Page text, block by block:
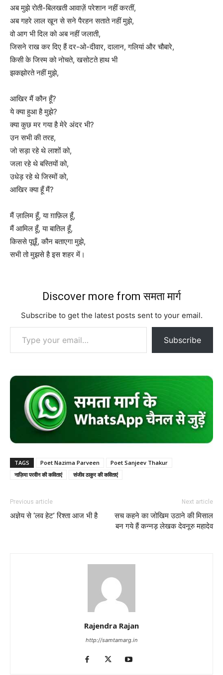
अब मुझे रोती-बिलखती आवाज़ें परेशान नहीं करतीं,
अब गहरे लाल खून से सने पैरहन सताते नहीं मुझे,
वो आग भी दिल को अब नहीं जलाती,
जिसने राख कर दिए हैं दर-ओ-दीवार, दालान, गलियां और चौबारे,
किसी के जिस्म को नोचते, खसोटते हाथ भी
झकझोरते नहीं मुझे,
आखिर मैं कौन हूँ?
ये क्या हुआ है मुझे?
क्या कुछ मर गया है मेरे अंदर भी?
उन सभी की तरह,
जो सड़ा रहे थे लाशों को,
जला रहे थे बस्तियों को,
उधेड़ रहे थे जिस्मों को,
आखिर क्या हूँ मैं?
मैं ज़ालिम हूँ, या ग़ाफ़िल हूँ,
मैं आमिल हूँ, या बातिल हूँ,
किससे पूछूँ, कौन बताएगा मुझे,
सभी तो मुझसे है इस शहर में।
Discover more from समता मार्ग
Subscribe to get the latest posts sent to your email.
Type your email…
Subscribe
TAGS Poet Nazima Parveen
Poet Sanjeev Thakur
नाज़िमा परवीन की कविताएं
संजीव ठाकुर की कविताएं
Previous article
अज्ञेय से ‘लव हेट’ रिश्ता आज भी है
Next article
सच कहने का जोखिम उठाने की मिसाल
बन गये हैं कन्नड़ लेखक देवनूरु महादेव
Rajendra Rajan
http://samtamarg.in